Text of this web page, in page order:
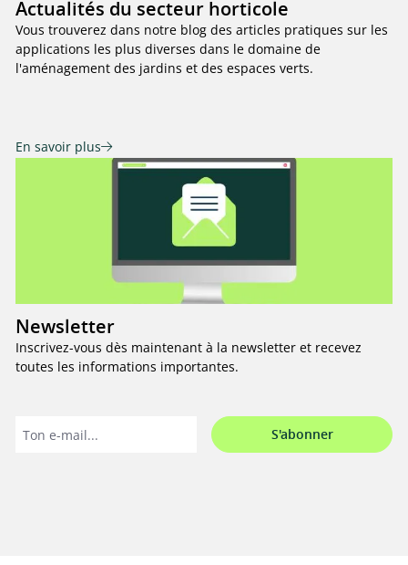
Actualités du secteur horticole
Vous trouverez dans notre blog des articles pratiques sur les
applications les plus diverses dans le domaine de
l'aménagement des jardins et des espaces verts.
En savoir plus
Newsletter
Inscrivez-vous dès maintenant à la newsletter et recevez
toutes les informations importantes.
S'abonner